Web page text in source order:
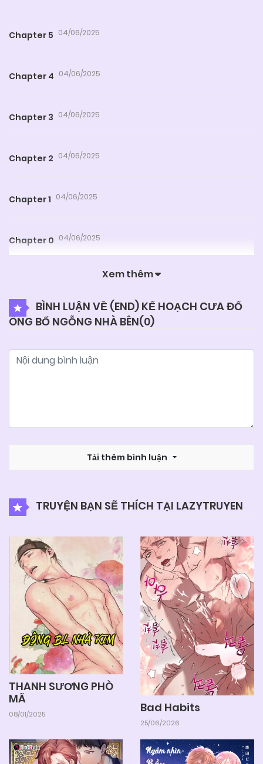
Chapter 5 04/06/2025
Chapter 4 04/06/2025
Chapter 3 04/06/2025
Chapter 2 04/06/2025
Chapter 1 04/06/2025
Chapter 0 04/06/2025
Xem thêm
BÌNH LUẬN VỀ (END) KẾ HOẠCH CƯA ĐỔ
ÔNG BỐ NGỖNG NHÀ BÊN(0)
Tải thêm bình luận
TRUYỆN BẠN SẼ THÍCH TẠI LAZYTRUYEN
THANH SƯƠNG PHÒ
MÃ
08/01/2025 Bad Habits
25/06/2026